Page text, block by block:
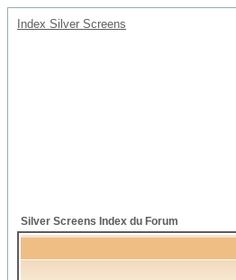
Index Silver Screens
Silver Screens Index du Forum